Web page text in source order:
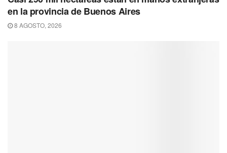
en la provincia de Buenos Aires
8 AGOSTO, 2026